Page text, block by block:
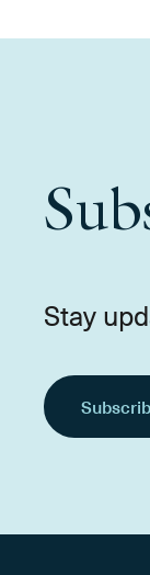
Stay